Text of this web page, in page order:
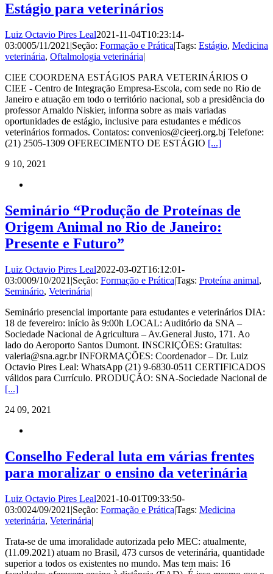
Estágio para veterinários
Luiz Octavio Pires Leal2021-11-04T10:23:14-
03:0005/11/2021 |Seção: Formação e Prática|Tags: Estágio, Medicina
veterinária, Oftalmologia veterinária|
CIEE COORDENA ESTÁGIOS PARA VETERINÁRIOS O
CIEE - Centro de Integração Empresa-Escola, com sede no Rio de
Janeiro e atuação em todo o território nacional, sob a presidência do
professor Arnaldo Niskier, informa sobre as mais variadas
oportunidades de estágio, inclusive para estudantes e médicos
veterinários formados. Contatos: convenios@cieerj.org.bj Telefone:
(21) 2505-1309 OFERECIMENTO DE ESTÁGIO [...]
9 10, 2021
Seminário “Produção de Proteínas de
Origem Animal no Rio de Janeiro:
Presente e Futuro”
Luiz Octavio Pires Leal2022-03-02T16:12:01-
03:0009/10/2021 |Seção: Formação e Prática|Tags: Proteína animal,
Seminário, Veterinária|
Seminário presencial importante para estudantes e veterinários DIA:
18 de fevereiro: início às 9:00h LOCAL: Auditório da SNA –
Sociedade Nacional de Agricultura – Av.General Justo, 171. Ao
lado do Aeroporto Santos Dumont. INSCRIÇÕES: Gratuitas:
valeria@sna.agr.br INFORMAÇÕES: Coordenador – Dr. Luiz
Octavio Pires Leal: WhatsApp (21) 9-6830-0511 CERTIFICADOS
válidos para Currículo. PRODUÇÃO: SNA-Sociedade Nacional de
[...]
24 09, 2021
Conselho Federal luta em várias frentes
para moralizar o ensino da veterinária
Luiz Octavio Pires Leal2021-10-01T09:33:50-
03:0024/09/2021 |Seção: Formação e Prática|Tags: Medicina
veterinária, Veterinária|
Trata-se de uma imoralidade autorizada pelo MEC: atualmente,
(11.09.2021) atuam no Brasil, 473 cursos de veterinária, quantidade
superior a todos os existentes no mundo. Mas tem mais: 16